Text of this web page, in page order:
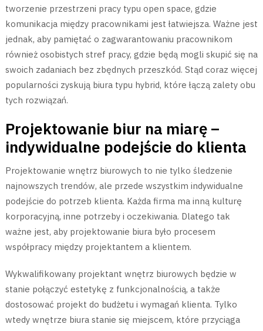
tworzenie przestrzeni pracy typu open space, gdzie
komunikacja między pracownikami jest łatwiejsza. Ważne jest
jednak, aby pamiętać o zagwarantowaniu pracownikom
również osobistych stref pracy, gdzie będą mogli skupić się na
swoich zadaniach bez zbędnych przeszkód. Stąd coraz więcej
popularności zyskują biura typu hybrid, które łączą zalety obu
tych rozwiązań.
Projektowanie biur na miarę –
indywidualne podejście do klienta
Projektowanie wnętrz biurowych to nie tylko śledzenie
najnowszych trendów, ale przede wszystkim indywidualne
podejście do potrzeb klienta. Każda firma ma inną kulturę
korporacyjną, inne potrzeby i oczekiwania. Dlatego tak
ważne jest, aby projektowanie biura było procesem
współpracy między projektantem a klientem.
Wykwalifikowany projektant wnętrz biurowych będzie w
stanie połączyć estetykę z funkcjonalnością, a także
dostosować projekt do budżetu i wymagań klienta. Tylko
wtedy wnętrze biura stanie się miejscem, które przyciąga